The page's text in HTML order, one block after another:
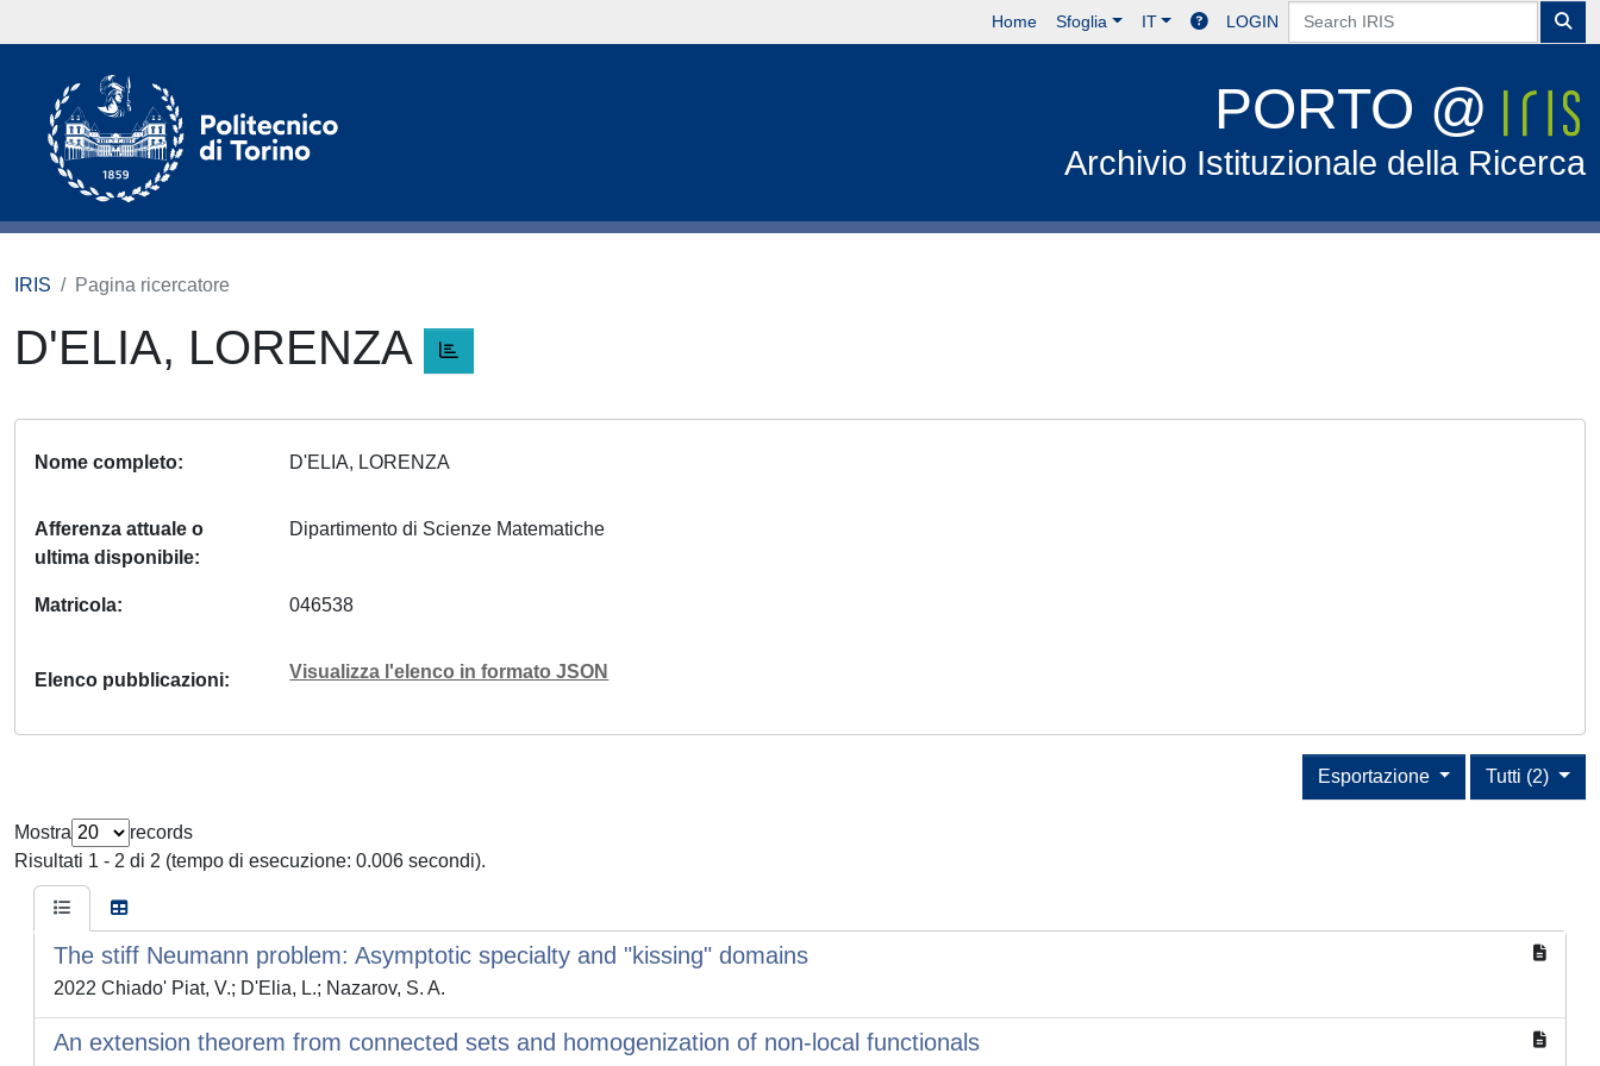
Home Sfoglia IT LOGIN
PORTO @
Archivio Istituzionale della Ricerca
IRIS Pagina ricercatore
D'ELIA, LORENZA
Nome completo D'ELIA, LORENZA
Afferenza attuale o
ultima disponibile
Dipartimento di Scienze Matematiche
Matricola 046538
Elenco pubblicazioni Visualizza l'elenco in formato JSON
Tutti (2)
Esportazione
Mostra
records
Risultati 1 - 2 di 2 (tempo di esecuzione: 0.006 secondi).
The stiff Neumann problem: Asymptotic specialty and "kissing" domains
2022 Chiado' Piat, V.; D'Elia, L.; Nazarov, S. A.
An extension theorem from connected sets and homogenization of non-local functionals